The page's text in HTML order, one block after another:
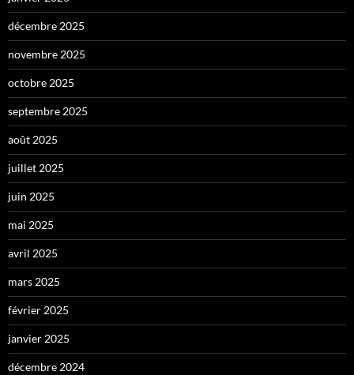
décembre 2025
novembre 2025
octobre 2025
septembre 2025
août 2025
juillet 2025
juin 2025
mai 2025
avril 2025
mars 2025
février 2025
janvier 2025
décembre 2024